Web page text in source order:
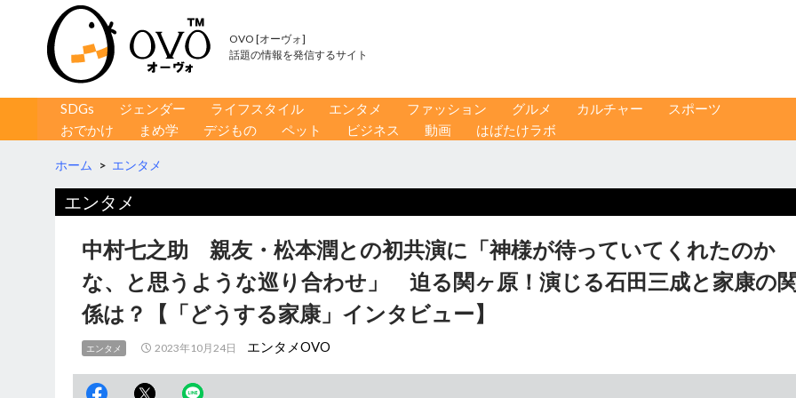
OVO [オーヴォ]
話題の情報を発信するサイト
コンテンツへ移動
SDGs ジェンダー ライフスタイル エンタメ ファッション グルメ カルチャー
スポーツ
おでかけ
まめ学 デジもの ペット ビジネス 動画 はばたけラボ
ホーム > エンタメ
エンタメ
中村七之助 親友・松本潤との初共演に「神様が待っていてくれたのか
な、と思うような巡り合わせ」 迫る関ヶ原！演じる石田三成と家康の
係は？【「どうする家康」インタビュー】
エンタメ 2023年10月24日 エンタメOVO